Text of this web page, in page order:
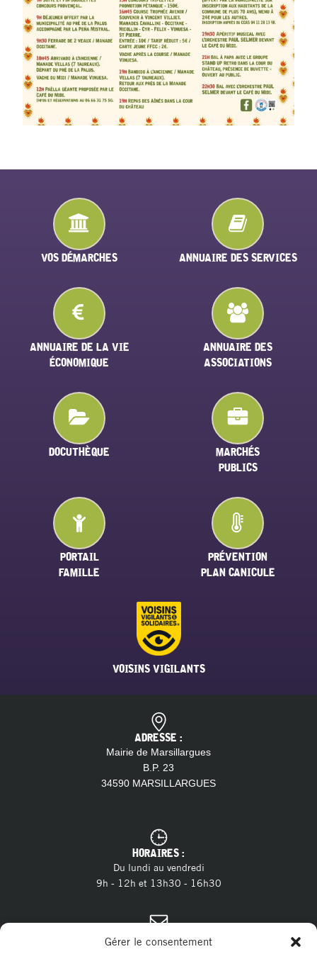
Gérer le consentement
VOS DÉMARCHES ANNUAIRE DES SERVICES
ANNUAIRE DE LA VIE
ÉCONOMIQUE
ANNUAIRE DES
ASSOCIATIONS
DOCUTHÈQUE
MARCHÉS
PUBLICS
PORTAIL
FAMILLE
PRÉVENTION
PLAN CANICULE
VOISINS VIGILANTS
ADRESSE :
Mairie de Marsillargues
B.P. 23
34590 MARSILLARGUES
HORAIRES :
Du lundi au vendredi
9h - 12h et 13h30 - 16h30
CONTACT :